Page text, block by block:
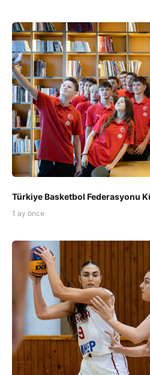
Türkiye Basketbol Federasyonu
1 ay önce